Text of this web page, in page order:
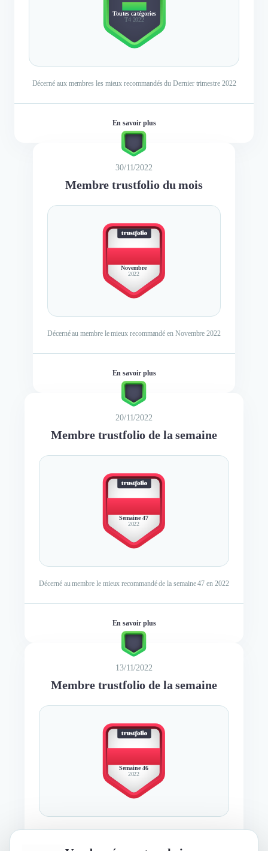
TOP 3
Toutes catégories
T4 2022
Décerné aux membres les mieux recommandés du Dernier trimestre 2022
En savoir plus
30/11/2022
Membre trustfolio du mois
BEST
Novembre
2022
Décerné au membre le mieux recommandé en Novembre 2022
En savoir plus
20/11/2022
Membre trustfolio de la semaine
BEST
Semaine 47
2022
Décerné au membre le mieux recommandé de la semaine 47 en 2022
En savoir plus
13/11/2022
Membre trustfolio de la semaine
BEST
Semaine 46
2022